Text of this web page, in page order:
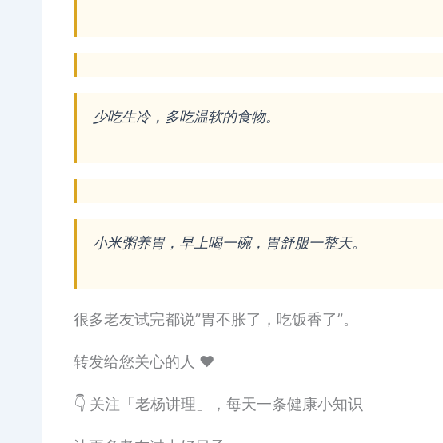
少吃生冷，多吃温软的食物。
小米粥养胃，早上喝一碗，胃舒服一整天。
很多老友试完都说”胃不胀了，吃饭香了”。
转发给您关心的人 ❤️
👇 关注「老杨讲理」，每天一条健康小知识